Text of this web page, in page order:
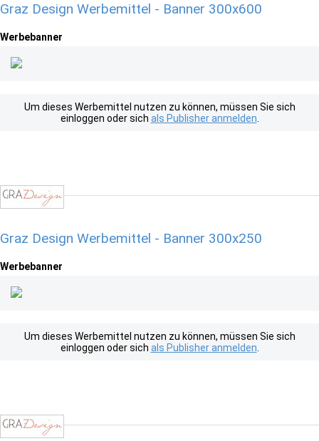
Graz Design Werbemittel - Banner 300x600
Werbebanner
Um dieses Werbemittel nutzen zu können, müssen Sie sich
einloggen oder sich als Publisher anmelden
Graz Design Werbemittel - Banner 300x250
Werbebanner
Um dieses Werbemittel nutzen zu können, müssen Sie sich
einloggen oder sich als Publisher anmelden